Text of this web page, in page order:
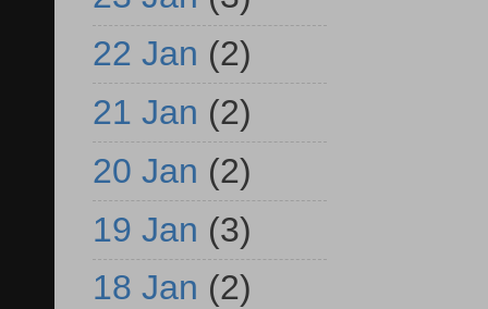
22 Jan (2)
21 Jan (2)
20 Jan (2)
19 Jan (3)
18 Jan (2)